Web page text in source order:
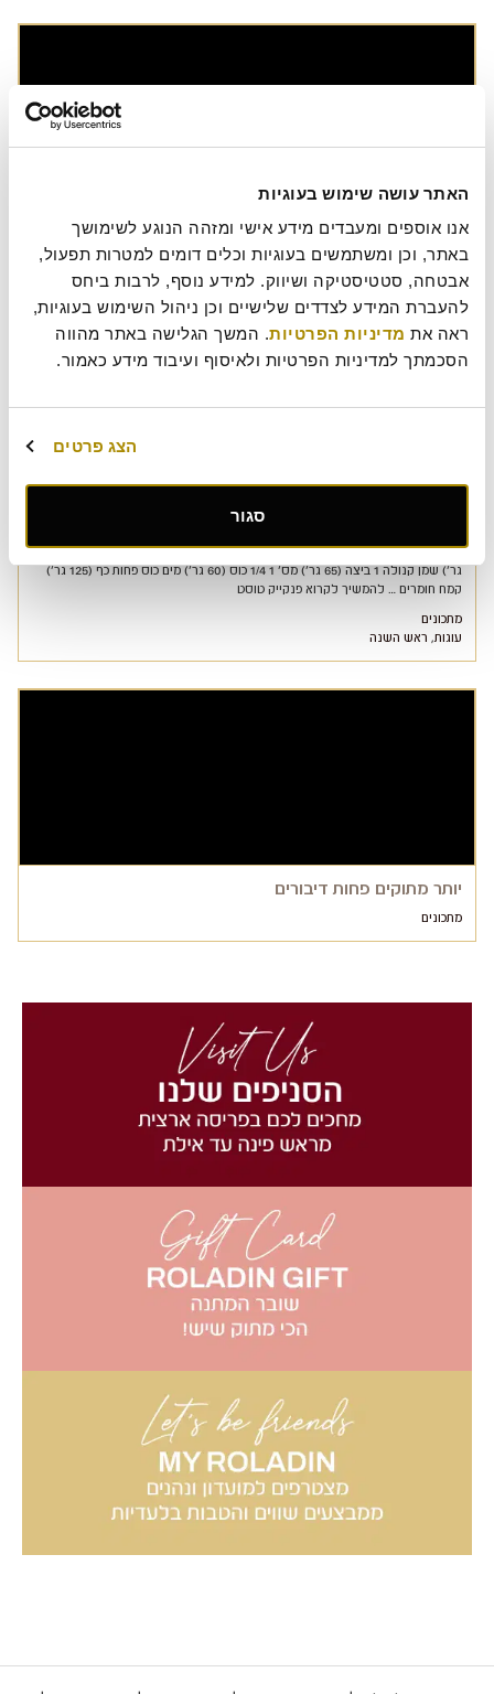
האתר עושה שימוש בעוגיות
ראה את מדיניות הפרטיות
הסכמתך למדיניות הפרטיות ולאיסוף ועיבוד מידע כאמור.
הצג פרטים
סגור
מי דואג לקינוח
מתכונים
(2 גר') אבקת אפייה 1/4 כוס (40 גר') ריבת תות שדה 2 כפות (40 גר') דבש 1/2 כוס (80
גר') שמן קנולה 1 ביצה (65 גר') מס' 1 1/4 כוס (60 גר') מים כוס פחות כף (125 גר')
קמח חומרים … להמשיך לקרוא פנקייק טוסט
מתכונים
עוגות, ראש השנה
יותר מתוקים פחות דיבורים
מתכונים